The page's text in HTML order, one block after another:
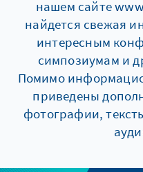
нашем сайте
найдется свежая
интересным
симпозиумам и
Помимо
приведены
фотографии,